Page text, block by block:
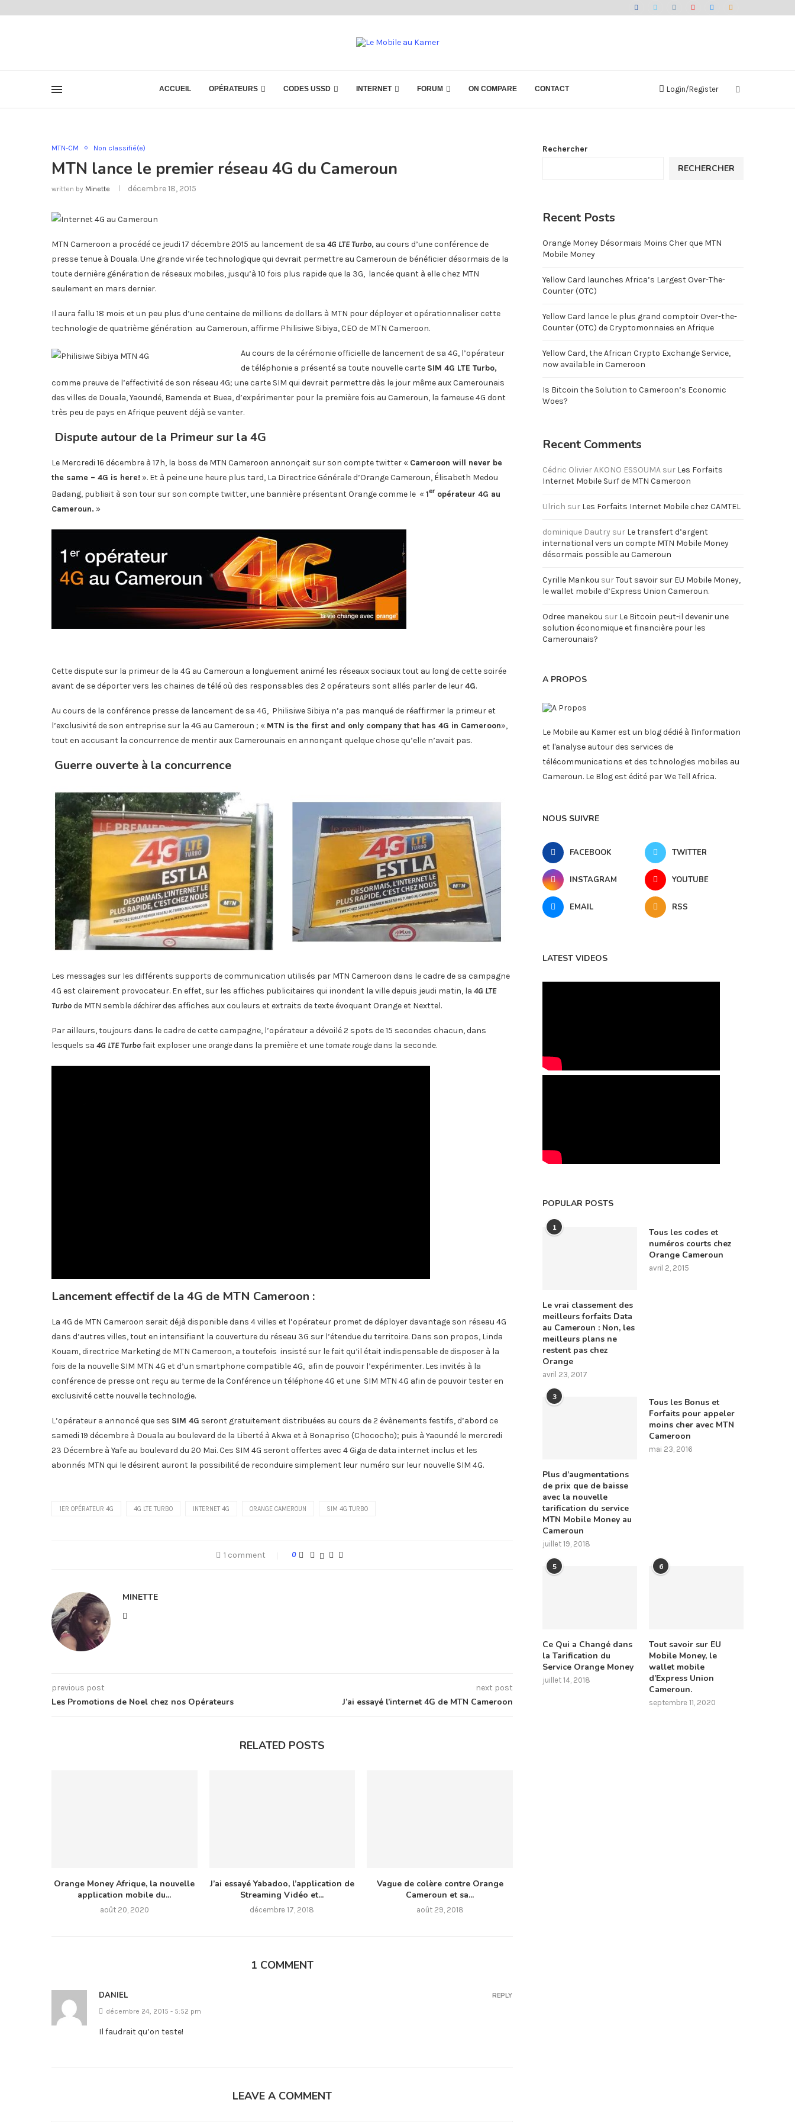
ACCUEIL OPÉRATEURS CODES USSD INTERNET FORUM ON COMPARE CONTACT Login/Register
MTN-CM Non classifié(e)
MTN lance le premier réseau 4G du Cameroun
written by Minette décembre 18, 2015
MTN Cameroon a procédé ce jeudi 17 décembre 2015 au lancement de sa 4G LTE Turbo, au cours d’une conférence de
presse tenue à Douala. Une grande virée technologique qui devrait permettre au Cameroun de bénéficier désormais de la
toute dernière génération de réseaux mobiles, jusqu’à 10 fois plus rapide que la 3G, lancée quant à elle chez MTN
seulement en mars dernier.
Il aura fallu 18 mois et un peu plus d’une centaine de millions de dollars à MTN pour déployer et opérationnaliser cette
technologie de quatrième génération au Cameroun, affirme Philisiwe Sibiya, CEO de MTN Cameroon.
Au cours de la cérémonie officielle de lancement de sa 4G, l’opérateur
de téléphonie a présenté sa toute nouvelle carte SIM 4G LTE Turbo,
comme preuve de l’effectivité de son réseau 4G; une carte SIM qui devrait permettre dès le jour même aux Camerounais
des villes de Douala, Yaoundé, Bamenda et Buea, d’expérimenter pour la première fois au Cameroun, la fameuse 4G dont
très peu de pays en Afrique peuvent déjà se vanter.
Dispute autour de la Primeur sur la 4G
Le Mercredi 16 décembre à 17h, la boss de MTN Cameroon annonçait sur son compte twitter « Cameroon will never be
the same – 4G is here! ». Et à peine une heure plus tard, La Directrice Générale d’Orange Cameroun, Élisabeth Medou
Badang, publiait à son tour sur son compte twitter, une bannière présentant Orange comme le « 1er opérateur 4G au
Cameroun. »
Cette dispute sur la primeur de la 4G au Cameroun a longuement animé les réseaux sociaux tout au long de cette soirée
avant de se déporter vers les chaines de télé où des responsables des 2 opérateurs sont allés parler de leur4G.
Au cours de la conférence presse de lancement de sa 4G, Philisiwe Sibiya n’a pas manqué de réaffirmer la primeur et
l’exclusivité de son entreprise sur la 4G au Cameroun ; « MTN is the first and only company that has 4G in Cameroon»,
tout en accusant la concurrence de mentir aux Camerounais en annonçant quelque chose qu’elle n’avait pas.
Guerre ouverte à la concurrence
Les messages sur les différents supports de communication utilisés par MTN Cameroon dans le cadre de sa campagne
4G est clairement provocateur. En effet, sur les affiches publicitaires qui inondent la ville depuis jeudi matin, la 4G LTE
Turbode MTN semble déchirerdes affiches aux couleurs et extraits de texte évoquant Orange et Nexttel.
Par ailleurs, toujours dans le cadre de cette campagne, l’opérateur a dévoilé 2 spots de 15 secondes chacun, dans
lesquels sa 4G LTE Turbofait exploser une orangedans la première et une tomate rougedans la seconde.
Lancement effectif de la 4G de MTN Cameroon :
La 4G de MTN Cameroon serait déjà disponible dans 4 villes et l’opérateur promet de déployer davantage son réseau 4G
dans d’autres villes, tout en intensifiant la couverture du réseau 3G sur l’étendue du territoire. Dans son propos, Linda
Kouam, directrice Marketing de MTN Cameroon, a toutefois insisté sur le fait qu’il était indispensable de disposer à la
fois de la nouvelle SIM MTN 4G et d’un smartphone compatible 4G, afin de pouvoir l’expérimenter. Les invités à la
conférence de presse ont reçu au terme de la Conférence un téléphone 4G et une SIM MTN 4G afin de pouvoir tester en
exclusivité cette nouvelle technologie.
L’opérateur a annoncé que ses SIM 4G seront gratuitement distribuées au cours de 2 évènements festifs, d’abord ce
samedi 19 décembre à Douala au boulevard de la Liberté à Akwa et à Bonapriso (Chococho); puis à Yaoundé le mercredi
23 Décembre à Yafe au boulevard du 20 Mai. Ces SIM 4G seront offertes avec 4 Giga de data internet inclus et les
abonnés MTN qui le désirent auront la possibilité de reconduire simplement leur numéro sur leur nouvelle SIM 4G.
1ER OPÉRATEUR 4G 4G LTE TURBO INTERNET 4G ORANGE CAMEROUN SIM 4G TURBO
1 comment 0
MINETTE
previous post
Les Promotions de Noel chez nos Opérateurs
next post
J’ai essayé l’internet 4G de MTN Cameroon
RELATED POSTS
Orange Money Afrique, la nouvelle
application mobile du...
août 20, 2020
J’ai essayé Yabadoo, l’application de
Streaming Vidéo et...
décembre 17, 2018
Vague de colère contre Orange
Cameroun et sa...
août 29, 2018
1 COMMENT
DANIEL
décembre 24, 2015 - 5:52 pm
Il faudrait qu’on teste!
REPLY
LEAVE A COMMENT
Rechercher
RECHERCHER
Recent Posts
Orange Money Désormais Moins Cher que MTN
Mobile Money
Yellow Card launches Africa’s Largest Over-The-
Counter (OTC)
Yellow Card lance le plus grand comptoir Over-the-
Counter (OTC) de Cryptomonnaies en Afrique
Yellow Card, the African Crypto Exchange Service,
now available in Cameroon
Is Bitcoin the Solution to Cameroon’s Economic
Woes?
Recent Comments
Cédric Olivier AKONO ESSOUMA sur Les Forfaits
Internet Mobile Surf de MTN Cameroon
Ulrich sur Les Forfaits Internet Mobile chez CAMTEL
dominique Dautry sur Le transfert d’argent
international vers un compte MTN Mobile Money
désormais possible au Cameroun
Cyrille Mankou surTout savoir sur EU Mobile Money,
le wallet mobile d’Express Union Cameroun.
Odree manekou sur Le Bitcoin peut-il devenir une
solution économique et financière pour les
Camerounais?
A PROPOS
Le Mobile au Kamer est un blog dédié à l'information
et l'analyse autour des services de
télécommunications et des tchnologies mobiles au
Cameroun. Le Blog est édité par We Tell Africa.
NOUS SUIVRE
FACEBOOK TWITTER
INSTAGRAM YOUTUBE
EMAIL RSS
LATEST VIDEOS
POPULAR POSTS
1
Le vrai classement des
meilleurs forfaits Data
au Cameroun : Non, les
meilleurs plans ne
restent pas chez
Orange
avril 23, 2017
Tous les codes et
numéros courts chez
Orange Cameroun
avril 2, 2015
3
Plus d’augmentations
de prix que de baisse
avec la nouvelle
tarification du service
MTN Mobile Money au
Cameroun
juillet 19, 2018
Tous les Bonus et
Forfaits pour appeler
moins cher avec MTN
Cameroon
mai 23, 2016
5
Ce Qui a Changé dans
la Tarification du
Service Orange Money
juillet 14, 2018
6
Tout savoir sur EU
Mobile Money, le
wallet mobile
d’Express Union
Cameroun.
septembre 11, 2020